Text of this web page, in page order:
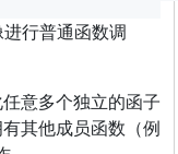
行普通函数调
意多个独立的函子
其他成员函数（例